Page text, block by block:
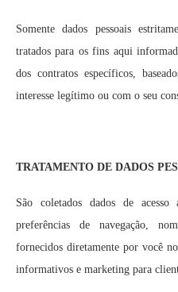
Somente dados pessoais
tratados para os fins aqui
dos contratos específicos,
interesse legítimo ou com o seu
TRATAMENTO DE DADOS
São coletados dados de
preferências de navegação,
fornecidos diretamente por você no
informativos e marketing para